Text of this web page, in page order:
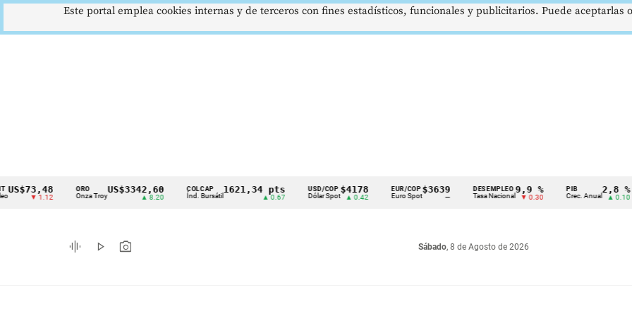
Cintillo
indicadores
económicos
▼ 1.12
ORO
Onza Troy
US$3342,60 COLCAP
Índ. Bursátil
1621,34 pts USD/COP
Dólar Spot
$4178
▲ 0.42
EUR/COP
Euro Spot
$3639
—
DESEMPLEO
Tasa Nacional
9,9 %
▼ 0.30
PIB
Crec. Anual
2,8 %
▲ 0.10
graphic_eq play_arrow photo_camera Sábado, 8 de Agosto de 2026
Este portal emplea cookies internas y de terceros con fines estadísticos, funcionales y publicitarios. Puede aceptarlas